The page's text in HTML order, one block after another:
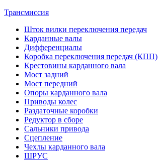
Трансмиссия
Шток вилки переключения передач
Карданные валы
Дифференциалы
Коробка переключения передач (КПП)
Крестовины карданного вала
Мост задний
Мост передний
Опоры карданного вала
Приводы колес
Раздаточные коробки
Редуктор в сборе
Сальники привода
Сцепление
Чехлы карданного вала
ШРУС